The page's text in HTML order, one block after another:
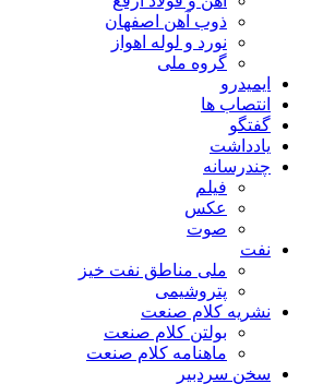
ذوب آهن اصفهان
نورد و لوله اهواز
گروه ملی
ایمیدرو
انتصاب ها
گفتگو
یادداشت
چندرسانه
فیلم
عکس
صوت
نفت
ملی مناطق نفت خیز
پتروشیمی
نشریه کلام صنعت
بولتن کلام صنعت
ماهنامه کلام صنعت
سخن سردبیر